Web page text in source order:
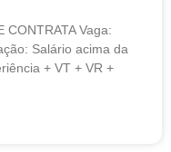
CONTRATA Vaga:
Salário acima da
+ VT + VR +